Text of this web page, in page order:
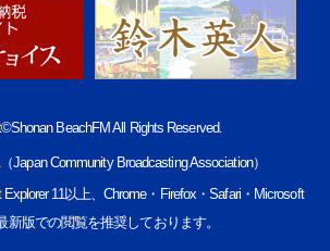
BeachFM All Rights Reserved.
（Japan Community Broadcasting Association）
11以上、Chrome・Firefox・Safari・Microsoft
新版での閲覧を推奨しております。